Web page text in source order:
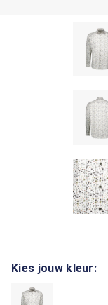
Kies jouw kleur: